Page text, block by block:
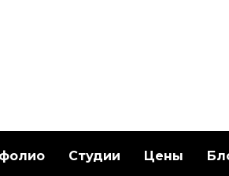
Студии Цены